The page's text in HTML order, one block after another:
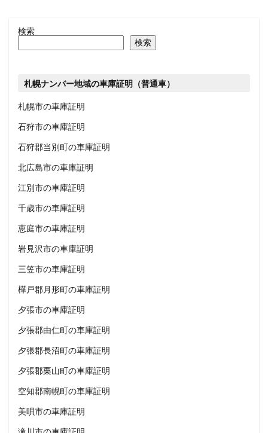
検索
検索
札幌ナンバー地域の車庫証明（普通車）
札幌市の車庫証明
石狩市の車庫証明
石狩郡当別町の車庫証明
北広島市の車庫証明
江別市の車庫証明
千歳市の車庫証明
恵庭市の車庫証明
岩見沢市の車庫証明
三笠市の車庫証明
樺戸郡月形町の車庫証明
夕張市の車庫証明
夕張郡由仁町の車庫証明
夕張郡長沼町の車庫証明
夕張郡栗山町の車庫証明
空知郡南幌町の車庫証明
美唄市の車庫証明